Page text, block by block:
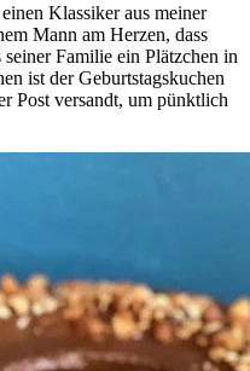
einen Klassiker aus meiner
Mann am Herzen, dass
Familie ein Plätzchen in
ist der Geburtstagskuchen
Post versandt, um pünktlich